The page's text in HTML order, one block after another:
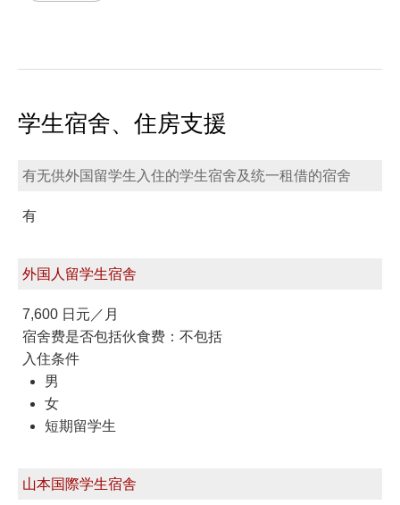
学生宿舍、住房支援
有无供外国留学生入住的学生宿舍及统一租借的宿舍
有
外国人留学生宿舎
7,600 日元／月
宿舍费是否包括伙食费：不包括
入住条件
男
女
短期留学生
山本国際学生宿舎